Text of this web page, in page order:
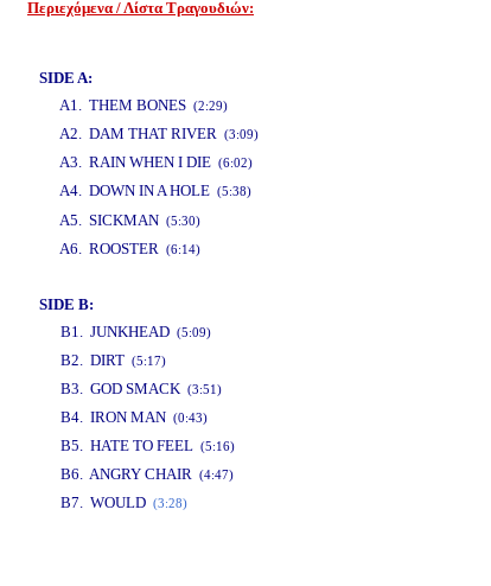
Περιεχόμενα / Λίστα Τραγουδιών:
SIDE A:
A1. THEM BONES (2:29)
A2. DAM THAT RIVER (3:09)
A3. RAIN WHEN I DIE (6:02)
A4. DOWN IN A HOLE (5:38)
A5. SICKMAN (5:30)
A6. ROOSTER (6:14)
SIDE B:
B1. JUNKHEAD (5:09)
B2. DIRT (5:17)
B3. GOD SMACK (3:51)
B4. IRON MAN (0:43)
B5. HATE TO FEEL (5:16)
B6. ANGRY CHAIR (4:47)
B7. WOULD (3:28)